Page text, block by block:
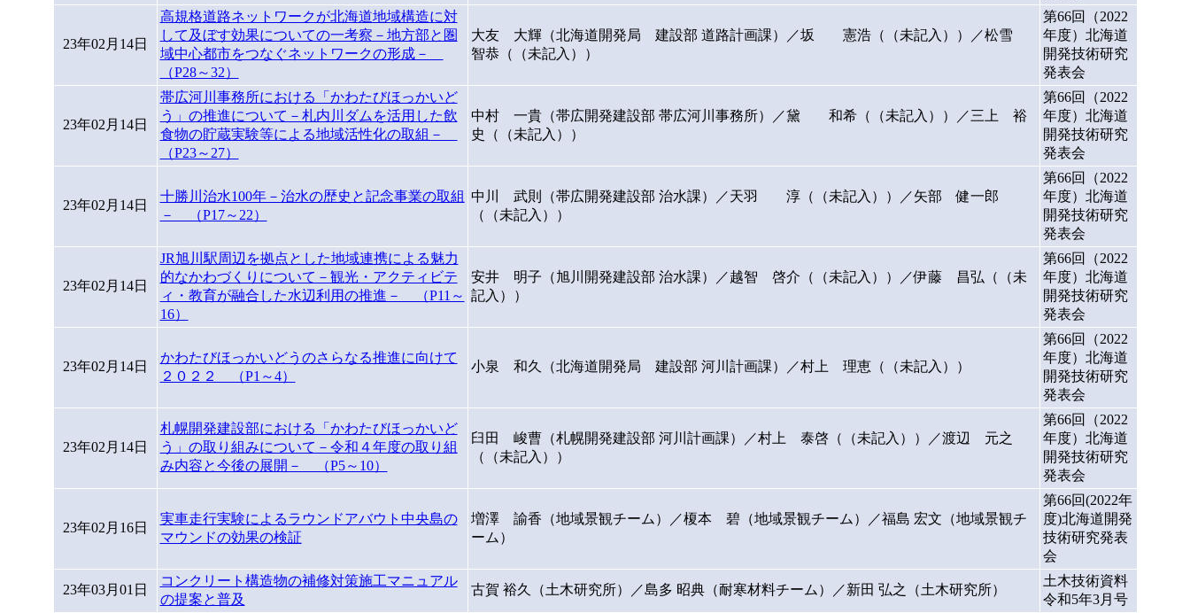
23年02月14日
高規格道路ネットワークが北海道地域構造に対
して及ぼす効果についての一考察－地方部と圏
域中心都市をつなぐネットワークの形成－
（P28～32）
大友 大輝（北海道開発局 建設部 道路計画課）／坂 憲浩（（未記入））／松雪
智恭（（未記入））
第66回（2022
年度）北海道
開発技術研究
発表会
23年02月14日
帯広河川事務所における「かわたびほっかいど
う」の推進について－札内川ダムを活用した飲
食物の貯蔵実験等による地域活性化の取組－
（P23～27）
中村 一貴（帯広開発建設部 帯広河川事務所）／黛 和希（（未記入））／三上 裕
史（（未記入））
第66回（2022
年度）北海道
開発技術研究
発表会
23年02月14日
十勝川治水100年－治水の歴史と記念事業の取組
－ （P17～22）
中川 武則（帯広開発建設部 治水課）／天羽 淳（（未記入））／矢部 健一郎
（（未記入））
第66回（2022
年度）北海道
開発技術研究
発表会
23年02月14日
JR旭川駅周辺を拠点とした地域連携による魅力
的なかわづくりについて－観光・アクティビテ
ィ・教育が融合した水辺利用の推進－ （P11～
16）
安井 明子（旭川開発建設部 治水課）／越智 啓介（（未記入））／伊藤 昌弘（（未
記入））
第66回（2022
年度）北海道
開発技術研究
発表会
23年02月14日
かわたびほっかいどうのさらなる推進に向けて
２０２２ （P1～4）
小泉 和久（北海道開発局 建設部 河川計画課）／村上 理恵（（未記入））
第66回（2022
年度）北海道
開発技術研究
発表会
23年02月14日
札幌開発建設部における「かわたびほっかいど
う」の取り組みについて－令和４年度の取り組
み内容と今後の展開－ （P5～10）
臼田 峻曹（札幌開発建設部 河川計画課）／村上 泰啓（（未記入））／渡辺 元之
（（未記入））
第66回（2022
年度）北海道
開発技術研究
発表会
23年02月16日
実車走行実験によるラウンドアバウト中央島の
マウンドの効果の検証
増澤 諭香（地域景観チーム）／榎本 碧（地域景観チーム）／福島 宏⽂（地域景観チ
ーム）
第66回(2022年
度)北海道開発
技術研究発表
会
23年03月01日
コンクリート構造物の補修対策施工マニュアル
の提案と普及
古賀 裕久（土木研究所）／島多 昭典（耐寒材料チーム）／新田 弘之（土木研究所）
土木技術資料
令和5年3月号